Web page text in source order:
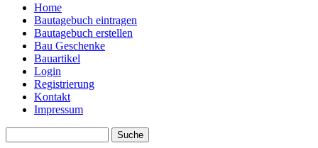
Hauptmenü
Home
Bautagebuch eintragen
Bautagebuch erstellen
Bau Geschenke
Bauartikel
Login
Registrierung
Kontakt
Impressum